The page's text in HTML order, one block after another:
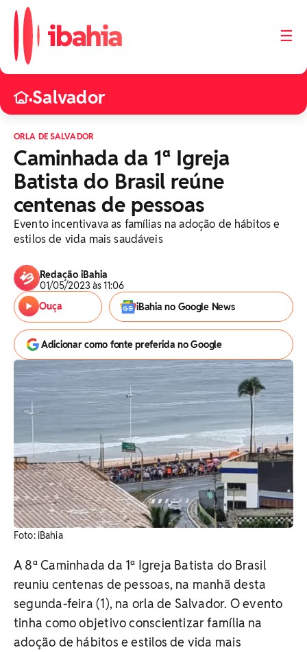
☰
•Salvador
ORLA DE SALVADOR
Caminhada da 1ª Igreja
Batista do Brasil reúne
centenas de pessoas
Evento incentivava as famílias na adoção de hábitos e
estilos de vida mais saudáveis
Redação iBahia
01/05/2023 às 11:06
Ouça
iBahia no Google News
Adicionar como fonte preferida no Google
Foto: iBahia
A 8ª Caminhada da 1ª Igreja Batista do Brasil
reuniu centenas de pessoas, na manhã desta
segunda-feira (1), na orla de Salvador. O evento
tinha como objetivo conscientizar família na
adoção de hábitos e estilos de vida mais